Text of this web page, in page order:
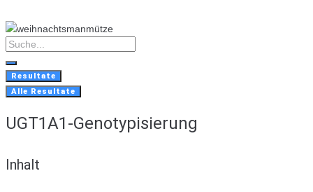
to
content
Search
...
Resultate
Alle Resultate
UGT1A1-Genotypisierung
Inhalt